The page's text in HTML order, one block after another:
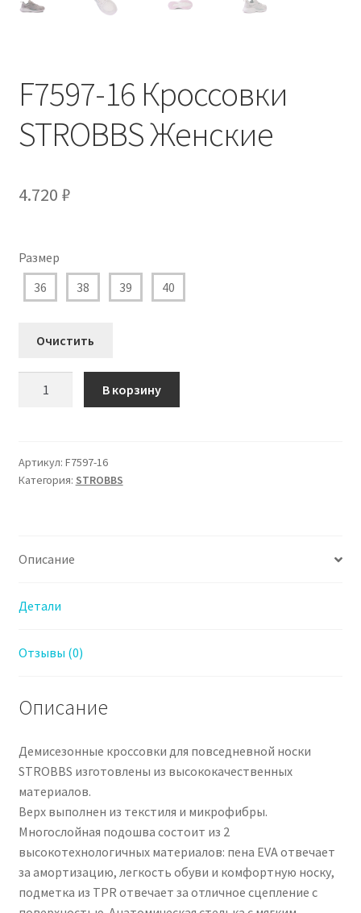
F7597-16 Кроссовки
STROBBS Женские
4.720 ₽
Размер
36
38 39 40
Очистить
Кроссовки
STROBBS
В корзину
Артикул: F7597-16
Категория: STROBBS
Описание
Детали
Отзывы (0)
Описание
Демисезонные кроссовки для повседневной носки
STROBBS изготовлены из высококачественных
материалов.
Верх выполнен из текстиля и микрофибры.
Многослойная подошва состоит из 2
высокотехнологичных материалов: пена EVA отвечает
за амортизацию, легкость обуви и комфортную носку,
подметка из TPR отвечает за отличное сцепление с